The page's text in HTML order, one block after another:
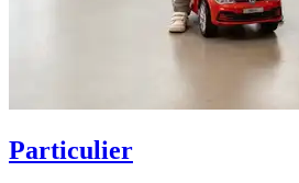
Particulier